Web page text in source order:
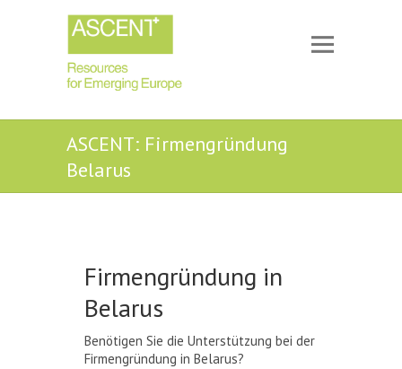
ASCENT: Firmengründung
Belarus
Firmengründung in
Belarus
Benötigen Sie die Unterstützung bei der
Firmengründung in Belarus?